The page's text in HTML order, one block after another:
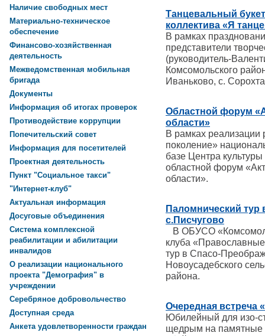
Танцевальный
коллектива «Я
В рамках
представители
(руководитель-
Комсомольского
Иваньково, с.
Областной форум
области»
В рамках реализации
поколение»
базе Центра
областной форум
области».
Паломнический
с.Писчугово
В ОБУСО
клуба
тур в Спасо-
Новоусадебского
района.
Очередная встреча
Юбилейный для изо-
щедрым на памятные
Наличие свободных мест
Материально-техническое
обеспечение
Финансово-хозяйственная
деятельность
Межведомственная мобильная
бригада
Документы
Информация об итогах проверок
Противодействие коррупции
Попечительский совет
Информация для посетителей
Проектная деятельность
Пункт "Социальное такси"
"Интернет-клуб"
Актуальная информация
Досуговые объединения
Система комплексной
реабилитации и абилитации
инвалидов
О реализации национального
проекта "Демография" в
учреждении
Серебряное добровольчество
Доступная среда
Анкета удовлетворенности граждан